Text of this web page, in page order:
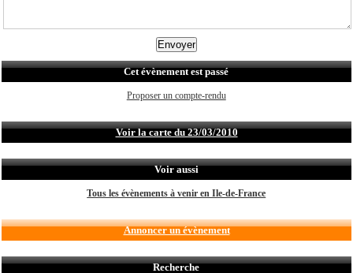
Cet évènement est passé
Proposer un compte-rendu
Voir la carte du 23/03/2010
Voir aussi
Tous les évènements à venir en Ile-de-France
Annoncer un évènement
Recherche